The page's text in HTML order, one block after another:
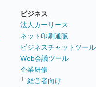
ビジネス
法人カーリース
ネット印刷通販
ビジネスチャットツール
Web会議ツール
企業研修
└ 経営者向け